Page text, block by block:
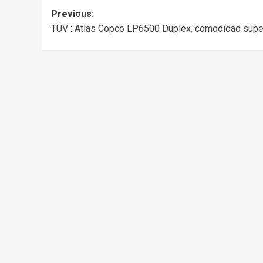
Post
navigation
Previous:
TÜV : Atlas Copco LP6500 Duplex, comodidad